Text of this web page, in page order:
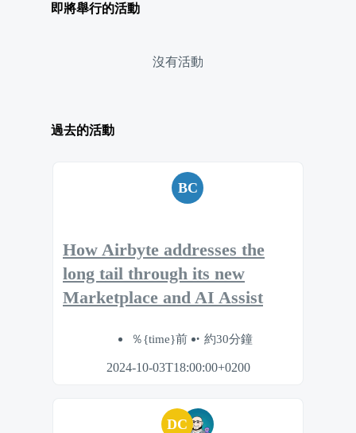
即將舉行的活動
沒有活動
過去的活動
BC
How Airbyte addresses the
long tail through its new
Marketplace and AI Assist
％{time}前 約30分鐘
2024-10-03T18:00:00+0200
DC